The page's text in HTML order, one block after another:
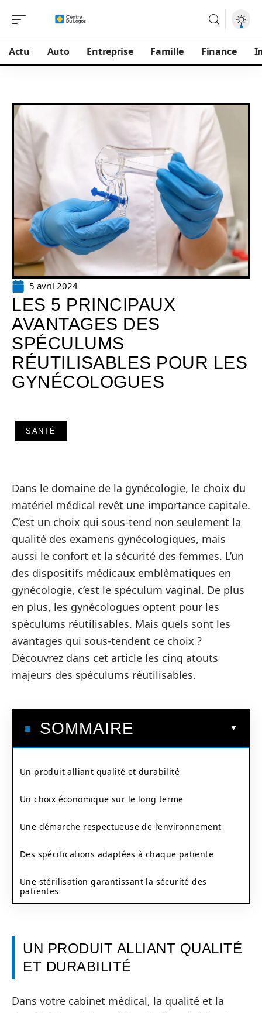
Actu Auto Entreprise Famille Finance
5 avril 2024
LES 5 PRINCIPAUX
AVANTAGES DES
SPÉCULUMS
RÉUTILISABLES POUR LES
GYNÉCOLOGUES
SANTÉ
Dans le domaine de la gynécologie, le choix du
matériel médical revêt une importance capitale.
C’est un choix qui sous-tend non seulement la
qualité des examens gynécologiques, mais
aussi le confort et la sécurité des femmes. L’un
des dispositifs médicaux emblématiques en
gynécologie, c’est le spéculum vaginal. De plus
en plus, les gynécologues optent pour les
spéculums réutilisables. Mais quels sont les
avantages qui sous-tendent ce choix ?
Découvrez dans cet article les cinq atouts
majeurs des spéculums réutilisables.
SOMMAIRE
Un produit alliant qualité et durabilité
Un choix économique sur le long terme
Une démarche respectueuse de l’environnement
Des spécifications adaptées à chaque patiente
Une stérilisation garantissant la sécurité des
patientes
UN PRODUIT ALLIANT QUALITÉ
ET DURABILITÉ
Dans votre cabinet médical, la qualité et la